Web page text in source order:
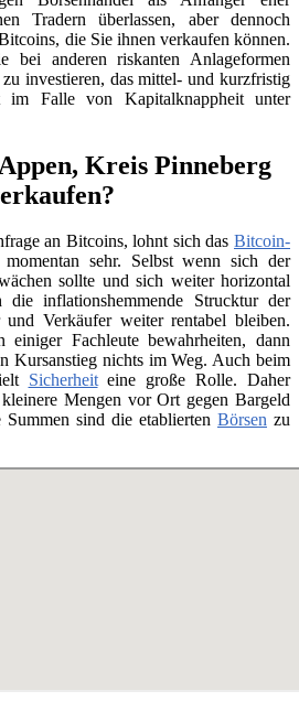
Tradern überlassen, aber dennoch
die Sie ihnen verkaufen können.
bei anderen riskanten Anlageformen
investieren, das mittel- und kurzfristig
Falle von Kapitalknappheit unter
Kreis Pinneberg
an Bitcoins, lohnt sich das Bitcoin-
sehr. Selbst wenn sich der
sollte und sich weiter horizontal
inflationshemmende Strucktur der
Verkäufer weiter rentabel bleiben.
einiger Fachleute bewahrheiten, dann
Kursanstieg nichts im Weg. Auch beim
Sicherheiteine große Rolle. Daher
Mengen vor Ort gegen Bargeld
sind die etablierten Börsen zu